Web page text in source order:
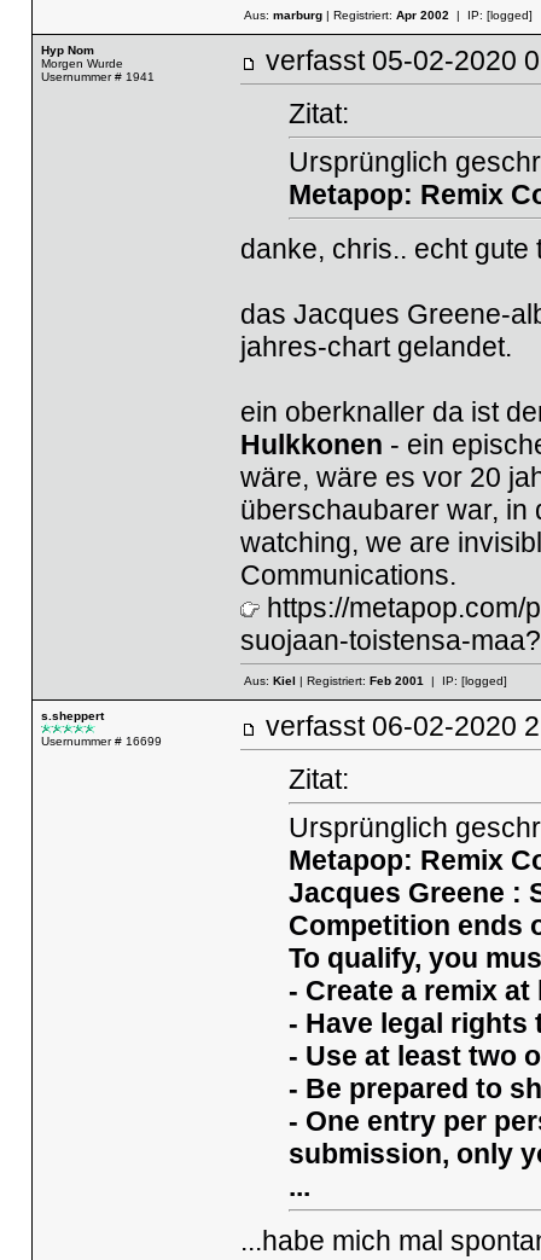
Aus: marburg| Registriert: Apr 2002| IP: [logged]
Hyp Nom
Morgen Wurde
Usernummer # 1941
verfasst 05-02-
Zitat:
Ursprünglich
Metapop: Remix
danke, chris.. echt gute
das Jacques Greene-
jahres-chart gelandet.
ein oberknaller da ist
Hulkkonen - ein
wäre, wäre es vor 20
überschaubarer war, in
watching, we are
Communications.
https://metapop.com/
suojaan-toistensa-
Aus: Kiel | Registriert: Feb 2001| IP: [logged]
s.sheppert
Usernummer # 16699
verfasst 06-02-
Zitat:
Ursprünglich
Metapop: Remix
Jacques Greene :
Competition ends
To qualify, you
- Create a remix
- Have legal rights
- Use at least two
- Be prepared to
- One entry per
submission, only
...
...habe mich mal